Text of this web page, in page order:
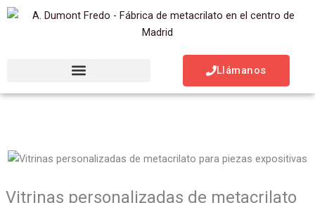
Llámanos
Vitrinas personalizadas de metacrilato